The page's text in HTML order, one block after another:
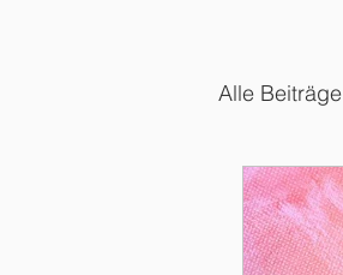
Alle Beiträge